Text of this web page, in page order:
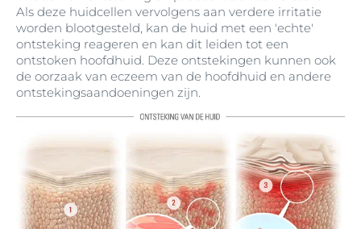
Als deze huidcellen vervolgens aan verdere irritatie
worden blootgesteld, kan de huid met een 'echte'
ontsteking reageren en kan dit leiden tot een
ontstoken hoofdhuid. Deze ontstekingen kunnen ook
de oorzaak van eczeem van de hoofdhuid en andere
ontstekingsaandoeningen zijn.